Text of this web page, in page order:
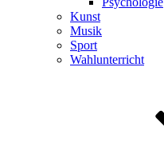
Kunst
Musik
Sport
Wahlunterricht